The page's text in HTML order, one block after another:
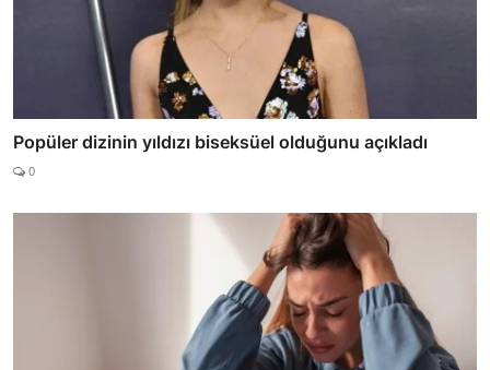
Popüler dizinin yıldızı biseksüel olduğunu açıkladı
0